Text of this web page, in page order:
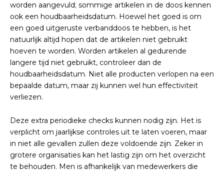
worden aangevuld; sommige artikelen in de doos kennen
ook een houdbaarheidsdatum. Hoewel het goed is om
een goed uitgeruste verbanddoos te hebben, is het
natuurlijk altijd hopen dat de artikelen niet gebruikt
hoeven te worden. Worden artikelen al gedurende
langere tijd niet gebruikt, controleer dan de
houdbaarheidsdatum. Niet alle producten verlopen na een
bepaalde datum, maar zij kunnen wel hun effectiviteit
verliezen.
Deze extra periodieke checks kunnen nodig zijn. Het is
verplicht om jaarlijkse controles uit te laten voeren, maar
in niet alle gevallen zullen deze voldoende zijn. Zeker in
grotere organisaties kan het lastig zijn om het overzicht
te behouden. Men is afhankelijk van medewerkers die